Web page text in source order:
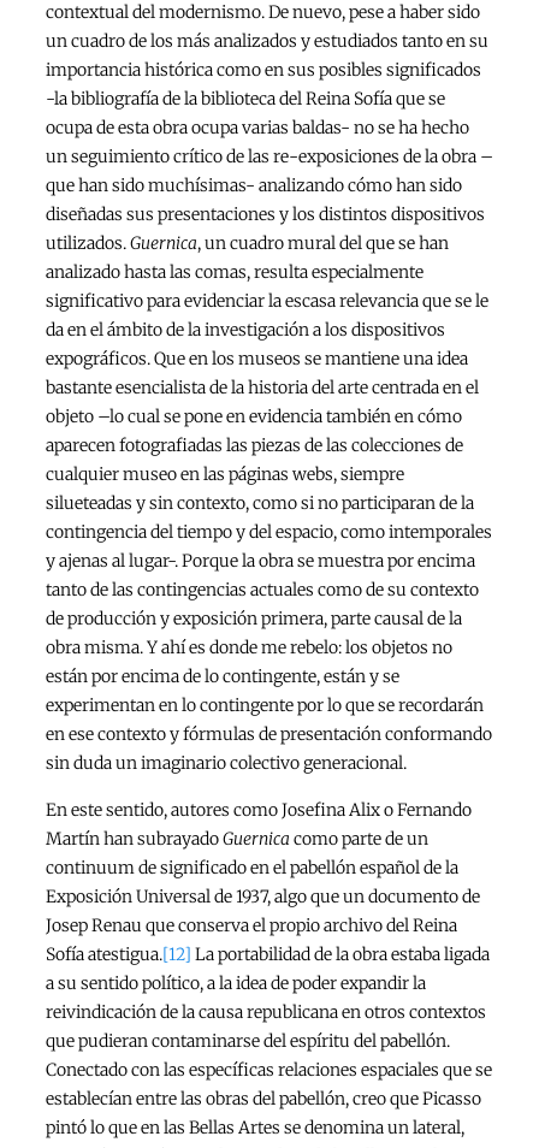
contextual del modernismo. De nuevo, pese a haber sido
un cuadro de los más analizados y estudiados tanto en su
importancia histórica como en sus posibles significados
-la bibliografía de la biblioteca del Reina Sofía que se
ocupa de esta obra ocupa varias baldas- no se ha hecho
un seguimiento crítico de las re-exposiciones de la obra –
que han sido muchísimas- analizando cómo han sido
diseñadas sus presentaciones y los distintos dispositivos
utilizados.Guernica, un cuadro mural del que se han
analizado hasta las comas, resulta especialmente
significativo para evidenciar la escasa relevancia que se le
da en el ámbito de la investigación a los dispositivos
expográficos. Que en los museos se mantiene una idea
bastante esencialista de la historia del arte centrada en el
objeto –lo cual se pone en evidencia también en cómo
aparecen fotografiadas las piezas de las colecciones de
cualquier museo en las páginas webs, siempre
silueteadas y sin contexto, como si no participaran de la
contingencia del tiempo y del espacio, como intemporales
y ajenas al lugar-. Porque la obra se muestra por encima
tanto de las contingencias actuales como de su contexto
de producción y exposición primera, parte causal de la
obra misma. Y ahí es donde me rebelo: los objetos no
están por encima de lo contingente, están y se
experimentan en lo contingente por lo que se recordarán
en ese contexto y fórmulas de presentación conformando
sin duda un imaginario colectivo generacional.
En este sentido, autores como Josefina Alix o Fernando
Martín han subrayadoGuernica como parte de un
continuum de significado en el pabellón español de la
Exposición Universal de 1937, algo que un documento de
Josep Renau que conserva el propio archivo del Reina
Sofía atestigua.[12] La portabilidad de la obra estaba ligada
a su sentido político, a la idea de poder expandir la
reivindicación de la causa republicana en otros contextos
que pudieran contaminarse del espíritu del pabellón.
Conectado con las específicas relaciones espaciales que se
establecían entre las obras del pabellón, creo que Picasso
pintó lo que en las Bellas Artes se denomina un lateral,